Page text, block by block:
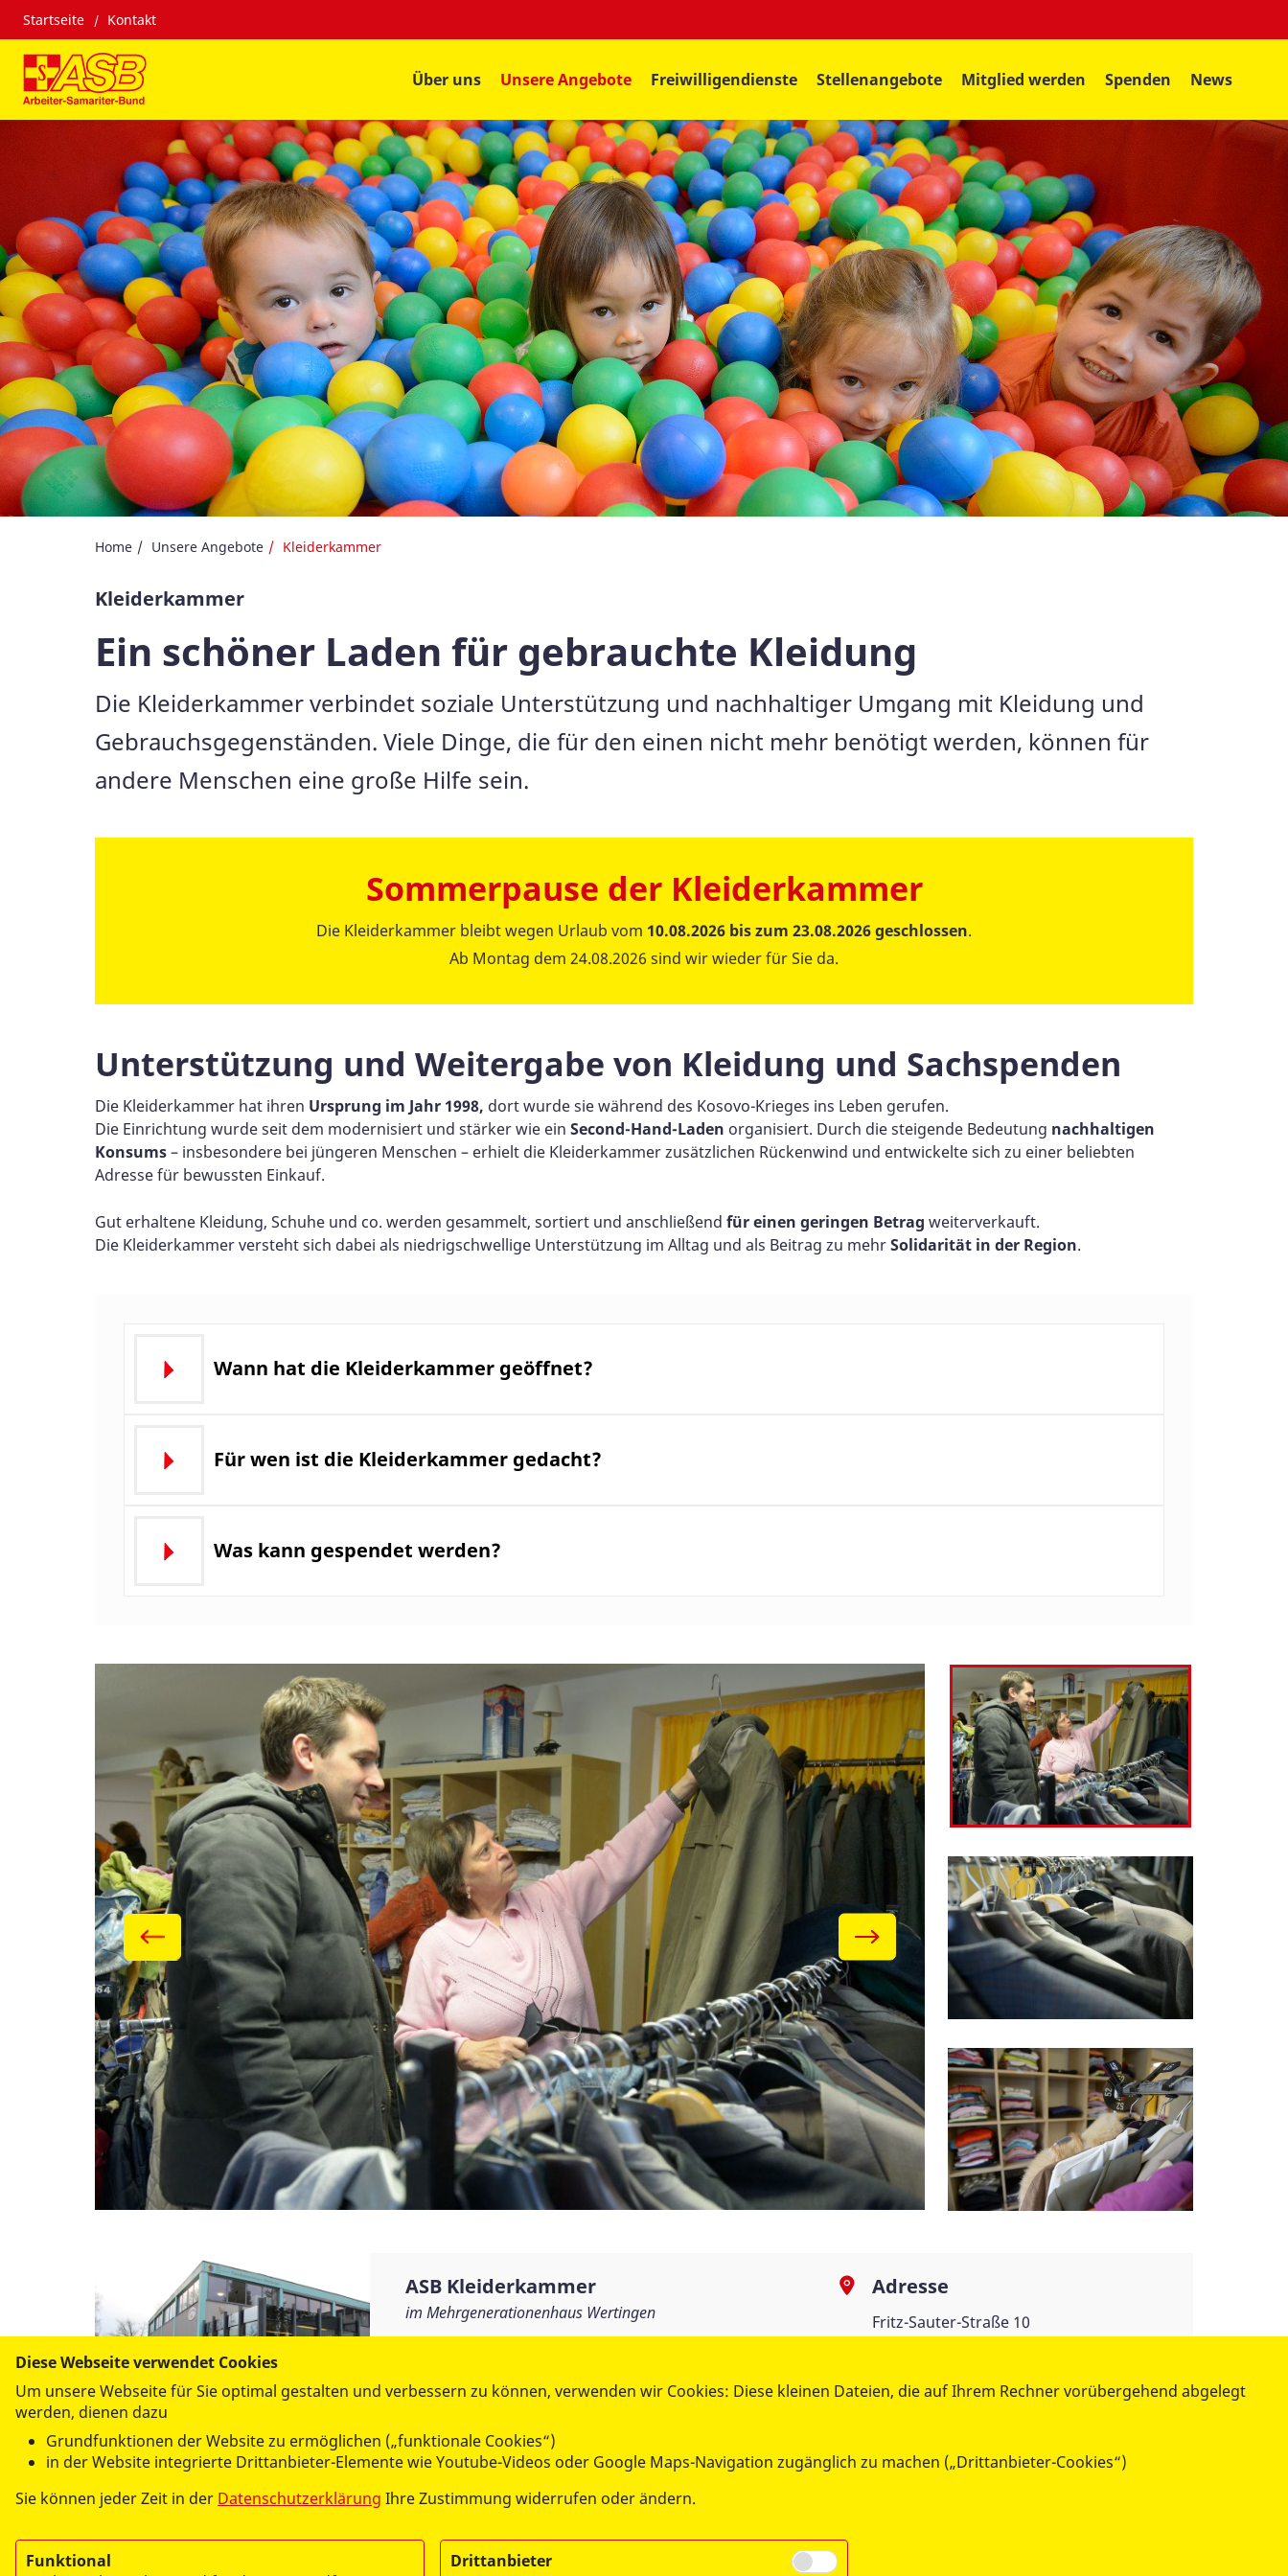
Startseite Kontakt
Über uns Unsere Angebote Freiwilligendienste Stellenangebote Mitglied werden Spenden News
Home Unsere Angebote Kleiderkammer
Kleiderkammer
Ein schöner Laden für gebrauchte Kleidung
Die Kleiderkammer verbindet soziale Unterstützung und nachhaltiger Umgang mit Kleidung und
Gebrauchsgegenständen. Viele Dinge, die für den einen nicht mehr benötigt werden, können für
andere Menschen eine große Hilfe sein.
Sommerpause der Kleiderkammer
Die Kleiderkammer bleibt wegen Urlaub vom 10.08.2026 bis zum 23.08.2026 geschlossen.
Ab Montag dem 24.08.2026 sind wir wieder für Sie da.
Unterstützung und Weitergabe von Kleidung und Sachspenden
Die Kleiderkammer hat ihren Ursprung im Jahr 1998, dort wurde sie während des Kosovo-Krieges ins Leben gerufen.
Die Einrichtung wurde seit dem modernisiert und stärker wie ein Second-Hand-Laden organisiert. Durch die steigende Bedeutung nachhaltigen
Konsums– insbesondere bei jüngeren Menschen – erhielt die Kleiderkammer zusätzlichen Rückenwind und entwickelte sich zu einer beliebten
Adresse für bewussten Einkauf.
Gut erhaltene Kleidung, Schuhe und co. werden gesammelt, sortiert und anschließend für einen geringen Betrag weiterverkauft.
Die Kleiderkammer versteht sich dabei als niedrigschwellige Unterstützung im Alltag und als Beitrag zu mehrSolidarität in der Region.
Wann hat die Kleiderkammer geöffnet?
Für wen ist die Kleiderkammer gedacht?
Was kann gespendet werden?
Foto: ASB/Timm Schamberger
Foto: ASB/Timm Schamberger
ASB Kleiderkammer
im Mehrgenerationenhaus Wertingen
info@asb-wertingen.de
Adresse
Fritz-Sauter-Straße 10
Diese Webseite verwendet Cookies
Um unsere Webseite für Sie optimal gestalten und verbessern zu können, verwenden wir Cookies: Diese kleinen Dateien, die auf Ihrem Rechner vorübergehend abgelegt
werden, dienen dazu
Grundfunktionen der Website zu ermöglichen („funktionale Cookies“)
in der Website integrierte Drittanbieter-Elemente wie Youtube-Videos oder Google Maps-Navigation zugänglich zu machen („Drittanbieter-Cookies“)
Sie können jeder Zeit in der Datenschutzerklärung Ihre Zustimmung widerrufen oder ändern.
Funktional
Drittanbieter